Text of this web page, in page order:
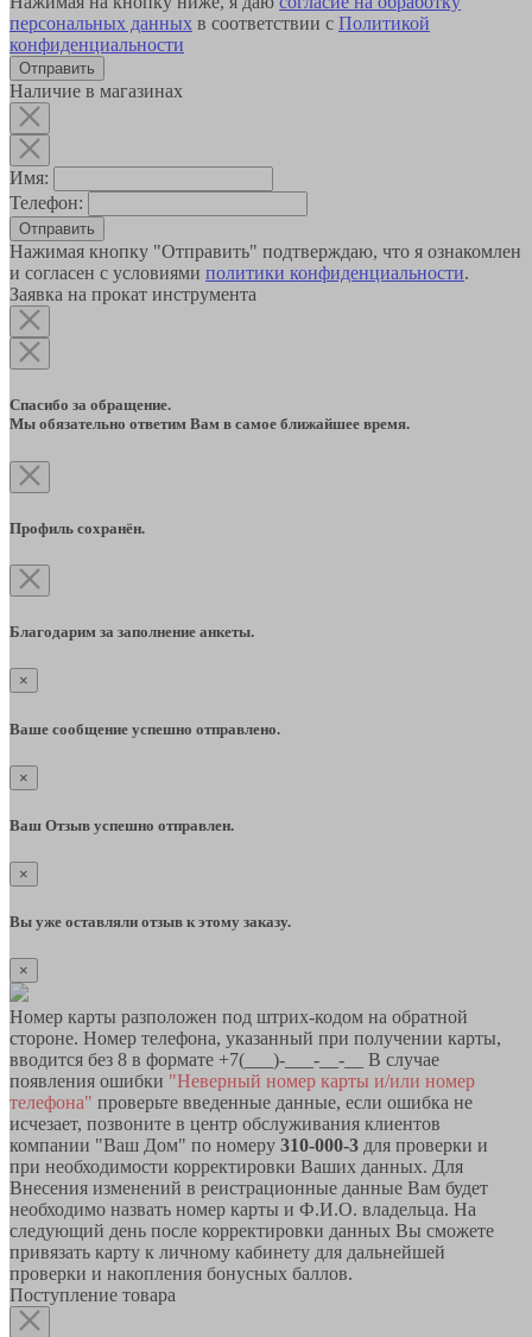
персональных данных в соответствии с Политикой
конфиденциальности
Наличие в магазинах
Имя:
Телефон:
Отправить
Нажимая кнопку "Отправить" подтверждаю, что я ознакомлен
и согласен с условиями политики конфиденциальности.
Заявка на прокат инструмента
Спасибо за обращение.
Мы обязательно ответим Вам в самое ближайшее время.
Профиль сохранён.
Благодарим за заполнение анкеты.
×
Ваше сообщение успешно отправлено.
×
Ваш Отзыв успешно отправлен.
×
Вы уже оставляли отзыв к этому заказу.
×
Номер карты разположен под штрих-кодом на обратной
стороне. Номер телефона, указанный при получении карты,
вводится без 8 в формате +7(___)-___-__-__ В случае
появления ошибки "Неверный номер карты и/или номер
телефона" проверьте введенные данные, если ошибка не
исчезает, позвоните в центр обслуживания клиентов
компании "Ваш Дом" по номеру 310-000-3 для проверки и
при необходимости корректировки Ваших данных. Для
Внесения изменений в реистрационные данные Вам будет
необходимо назвать номер карты и Ф.И.О. владельца. На
следующий день после корректировки данных Вы сможете
привязать карту к личному кабинету для дальнейшей
проверки и накопления бонусных баллов.
Поступление товара